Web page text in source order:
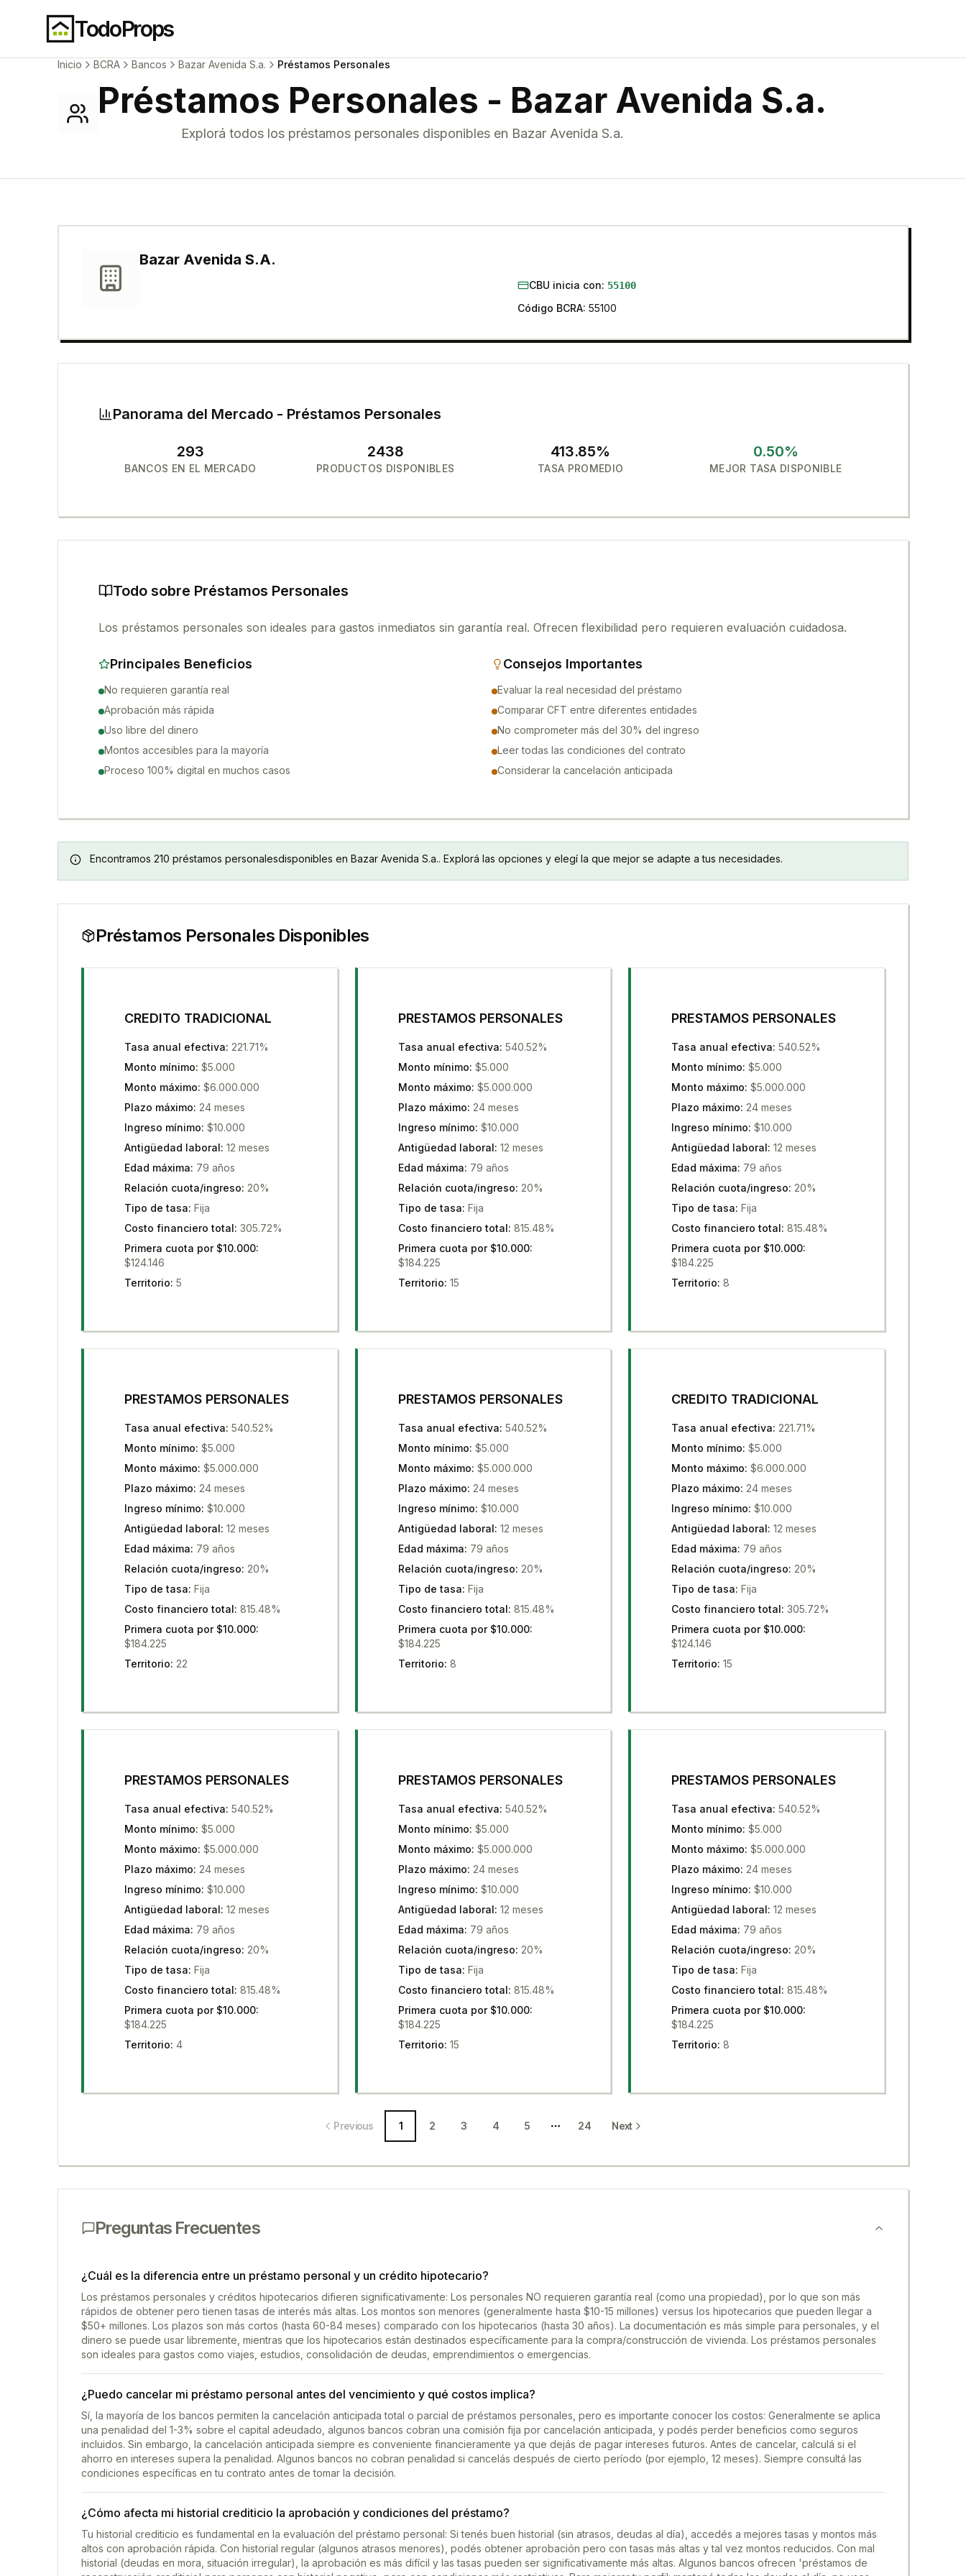
TodoProps
Inicio BCRA Bancos Bazar Avenida S.a. Préstamos Personales
Préstamos Personales - Bazar Avenida S.a.
Explorá todos los préstamos personales disponibles en Bazar Avenida S.a.
Bazar Avenida S.A.
CBU inicia con: 55100
Código BCRA: 55100
Panorama del Mercado - Préstamos Personales
293
BANCOS EN EL MERCADO
2438
PRODUCTOS DISPONIBLES
413.85%
TASA PROMEDIO
0.50%
MEJOR TASA DISPONIBLE
Todo sobre Préstamos Personales
Los préstamos personales son ideales para gastos inmediatos sin garantía real. Ofrecen flexibilidad pero requieren evaluación cuidadosa.
Principales Beneficios
No requieren garantía real
Aprobación más rápida
Uso libre del dinero
Montos accesibles para la mayoría
Proceso 100% digital en muchos casos
Consejos Importantes
Evaluar la real necesidad del préstamo
Comparar CFT entre diferentes entidades
No comprometer más del 30% del ingreso
Leer todas las condiciones del contrato
Considerar la cancelación anticipada
Encontramos 210 préstamos personalesdisponibles en Bazar Avenida S.a.. Explorá las opciones y elegí la que mejor se adapte a tus necesidades.
Préstamos Personales Disponibles
CREDITO TRADICIONAL
Tasa anual efectiva: 221.71%
Monto mínimo: $5.000
Monto máximo: $6.000.000
Plazo máximo: 24 meses
Ingreso mínimo: $10.000
Antigüedad laboral: 12 meses
Edad máxima: 79 años
Relación cuota/ingreso: 20%
Tipo de tasa: Fija
Costo financiero total: 305.72%
Primera cuota por $10.000:
$124.146
Territorio: 5
PRESTAMOS PERSONALES
Tasa anual efectiva: 540.52%
Monto mínimo: $5.000
Monto máximo: $5.000.000
Plazo máximo: 24 meses
Ingreso mínimo: $10.000
Antigüedad laboral: 12 meses
Edad máxima: 79 años
Relación cuota/ingreso: 20%
Tipo de tasa: Fija
Costo financiero total: 815.48%
Primera cuota por $10.000:
$184.225
Territorio: 15
PRESTAMOS PERSONALES
Tasa anual efectiva: 540.52%
Monto mínimo: $5.000
Monto máximo: $5.000.000
Plazo máximo: 24 meses
Ingreso mínimo: $10.000
Antigüedad laboral: 12 meses
Edad máxima: 79 años
Relación cuota/ingreso: 20%
Tipo de tasa: Fija
Costo financiero total: 815.48%
Primera cuota por $10.000:
$184.225
Territorio: 8
PRESTAMOS PERSONALES
Tasa anual efectiva: 540.52%
Monto mínimo: $5.000
Monto máximo: $5.000.000
Plazo máximo: 24 meses
Ingreso mínimo: $10.000
Antigüedad laboral: 12 meses
Edad máxima: 79 años
Relación cuota/ingreso: 20%
Tipo de tasa: Fija
Costo financiero total: 815.48%
Primera cuota por $10.000:
$184.225
Territorio: 22
PRESTAMOS PERSONALES
Tasa anual efectiva: 540.52%
Monto mínimo: $5.000
Monto máximo: $5.000.000
Plazo máximo: 24 meses
Ingreso mínimo: $10.000
Antigüedad laboral: 12 meses
Edad máxima: 79 años
Relación cuota/ingreso: 20%
Tipo de tasa: Fija
Costo financiero total: 815.48%
Primera cuota por $10.000:
$184.225
Territorio: 8
CREDITO TRADICIONAL
Tasa anual efectiva: 221.71%
Monto mínimo: $5.000
Monto máximo: $6.000.000
Plazo máximo: 24 meses
Ingreso mínimo: $10.000
Antigüedad laboral: 12 meses
Edad máxima: 79 años
Relación cuota/ingreso: 20%
Tipo de tasa: Fija
Costo financiero total: 305.72%
Primera cuota por $10.000:
$124.146
Territorio: 15
PRESTAMOS PERSONALES
Tasa anual efectiva: 540.52%
Monto mínimo: $5.000
Monto máximo: $5.000.000
Plazo máximo: 24 meses
Ingreso mínimo: $10.000
Antigüedad laboral: 12 meses
Edad máxima: 79 años
Relación cuota/ingreso: 20%
Tipo de tasa: Fija
Costo financiero total: 815.48%
Primera cuota por $10.000:
$184.225
Territorio: 4
PRESTAMOS PERSONALES
Tasa anual efectiva: 540.52%
Monto mínimo: $5.000
Monto máximo: $5.000.000
Plazo máximo: 24 meses
Ingreso mínimo: $10.000
Antigüedad laboral: 12 meses
Edad máxima: 79 años
Relación cuota/ingreso: 20%
Tipo de tasa: Fija
Costo financiero total: 815.48%
Primera cuota por $10.000:
$184.225
Territorio: 15
PRESTAMOS PERSONALES
Tasa anual efectiva: 540.52%
Monto mínimo: $5.000
Monto máximo: $5.000.000
Plazo máximo: 24 meses
Ingreso mínimo: $10.000
Antigüedad laboral: 12 meses
Edad máxima: 79 años
Relación cuota/ingreso: 20%
Tipo de tasa: Fija
Costo financiero total: 815.48%
Primera cuota por $10.000:
$184.225
Territorio: 8
Previous 1 2 3 4 5
More pages
24 Next
Preguntas Frecuentes
¿Cuál es la diferencia entre un préstamo personal y un crédito hipotecario?
Los préstamos personales y créditos hipotecarios difieren significativamente: Los personales NO requieren garantía real (como una propiedad), por lo que son más
rápidos de obtener pero tienen tasas de interés más altas. Los montos son menores (generalmente hasta $10-15 millones) versus los hipotecarios que pueden llegar a
$50+ millones. Los plazos son más cortos (hasta 60-84 meses) comparado con los hipotecarios (hasta 30 años). La documentación es más simple para personales, y el
dinero se puede usar libremente, mientras que los hipotecarios están destinados específicamente para la compra/construcción de vivienda. Los préstamos personales
son ideales para gastos como viajes, estudios, consolidación de deudas, emprendimientos o emergencias.
¿Puedo cancelar mi préstamo personal antes del vencimiento y qué costos implica?
Sí, la mayoría de los bancos permiten la cancelación anticipada total o parcial de préstamos personales, pero es importante conocer los costos: Generalmente se aplica
una penalidad del 1-3% sobre el capital adeudado, algunos bancos cobran una comisión fija por cancelación anticipada, y podés perder beneficios como seguros
incluidos. Sin embargo, la cancelación anticipada siempre es conveniente financieramente ya que dejás de pagar intereses futuros. Antes de cancelar, calculá si el
ahorro en intereses supera la penalidad. Algunos bancos no cobran penalidad si cancelás después de cierto período (por ejemplo, 12 meses). Siempre consultá las
condiciones específicas en tu contrato antes de tomar la decisión.
¿Cómo afecta mi historial crediticio la aprobación y condiciones del préstamo?
Tu historial crediticio es fundamental en la evaluación del préstamo personal: Si tenés buen historial (sin atrasos, deudas al día), accedés a mejores tasas y montos más
altos con aprobación rápida. Con historial regular (algunos atrasos menores), podés obtener aprobación pero con tasas más altas y tal vez montos reducidos. Con mal
historial (deudas en mora, situación irregular), la aprobación es más difícil y las tasas pueden ser significativamente más altas. Algunos bancos ofrecen 'préstamos de